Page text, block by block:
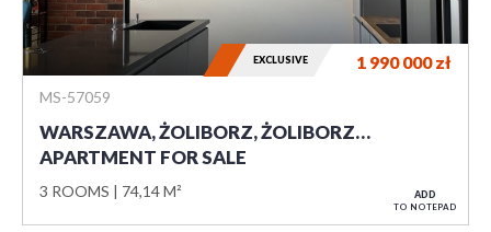
MS-57059
WARSZAWA, ŻOLIBORZ, ŻOLIBORZ…
APARTMENT FOR SALE
3 ROOMS 74,14 M²
1 990 000zł
EXCLUSIVE
ADD
TO NOTEPAD